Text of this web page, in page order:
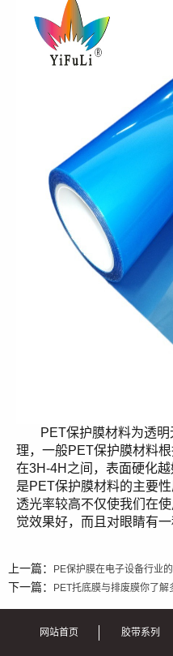
PET保护膜材料为透明
理，一般PET保护膜材料
在3H-4H之间，表面硬化
是PET保护膜材料的主要
透光率较高不仅使我们在
觉效果好，而且对眼睛有一
上一篇： PE保护膜在电子设备行业
下一篇： PET托底膜与排废膜你了解
网站首页 胶带系列